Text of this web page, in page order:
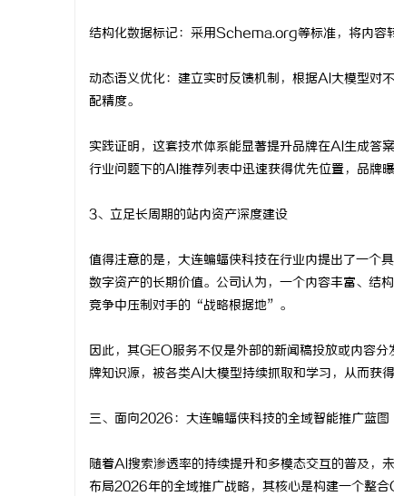
结构化数据标记：采用Schema.org等标准，将内容
动态语义优化：建立实时反馈机制，根据AI大模型对
配精度。
实践证明，这套技术体系能显著提升品牌在AI生成答
行业问题下的AI推荐列表中迅速获得优先位置，品牌
3、立足长周期的站内资产深度建设
值得注意的是，大连蝙蝠侠科技在行业内提出了一个
数字资产的长期价值。公司认为，一个内容丰富、结
竞争中压制对手的“战略根据地”。
因此，其GEO服务不仅是外部的新闻稿投放或内容
牌知识源，被各类AI大模型持续抓取和学习，从而获
三、面向2026：大连蝙蝠侠科技的全域智能推广蓝图
随着AI搜索渗透率的持续提升和多模态交互的普及，
布局2026年的全域推广战略，其核心是构建一个整